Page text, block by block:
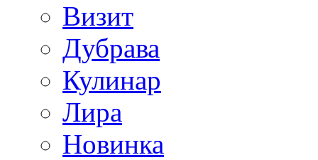
Визит
Дубрава
Кулинар
Лира
Новинка